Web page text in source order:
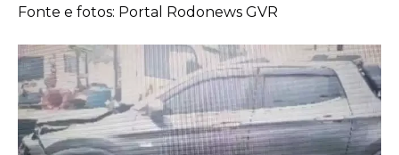
Fonte e fotos: Portal Rodonews GVR